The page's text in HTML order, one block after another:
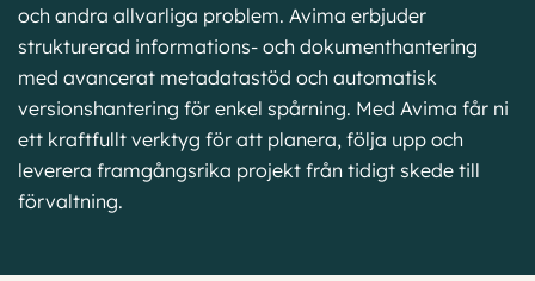
och andra allvarliga problem. Avima erbjuder
strukturerad informations- och dokumenthantering
med avancerat metadatastöd och automatisk
versionshantering för enkel spårning. Med Avima får ni
ett kraftfullt verktyg för att planera, följa upp och
leverera framgångsrika projekt från tidigt skede till
förvaltning.